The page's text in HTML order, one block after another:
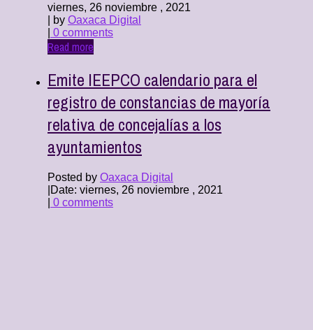
viernes, 26 noviembre , 2021
| by Oaxaca Digital
0 comments
Read more
Emite IEEPCO calendario para el
registro de constancias de mayoría
relativa de concejalías a los
ayuntamientos
Posted by Oaxaca Digital
Date: viernes, 26 noviembre , 2021
0 comments